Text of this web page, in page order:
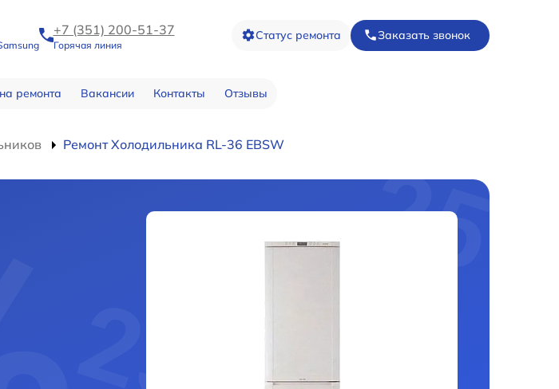
+7 (351) 200-51-37
Горячая линия
Статус ремонта Заказать звонок
ремонта Вакансии Контакты Отзывы
Ремонт Холодильника RL-36 EBSW